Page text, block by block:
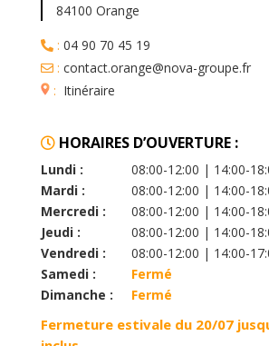
84100 Orange
: 04 90 70 45 19
: contact.orange@nova-groupe.fr
: Itinéraire
HORAIRES D’OUVERTURE :
Lundi :
08:00-12:00 | 14:00-
Mardi :
08:00-12:00 | 14:00-
Mercredi :
08:00-12:00 | 14:00-
Jeudi :
08:00-12:00 | 14:00-
Vendredi :
08:00-12:00 | 14:00-
Samedi :
Fermé
Dimanche :
Fermé
Fermeture estivale du 20/07